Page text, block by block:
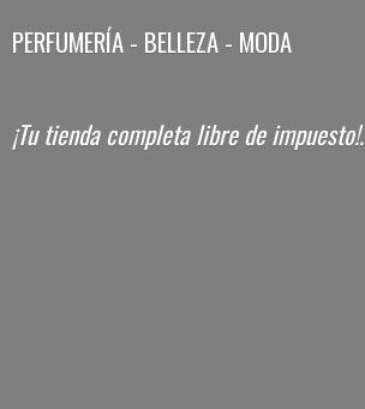
PERFUMERÍA - BELLEZA - MODA
¡Tu tienda completa librede impuesto!.